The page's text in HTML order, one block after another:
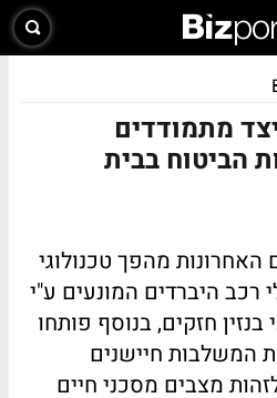
מתמודדים
הביטוח בבית
מהפך טכנולוגי
היברדים המונעים ע"י
חזקים, בנוסף פותחו
המשלבות חיישנים
מצבים מסכני חיים